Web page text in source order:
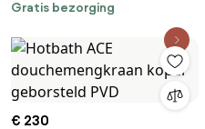
Gratis bezorging
€ 230